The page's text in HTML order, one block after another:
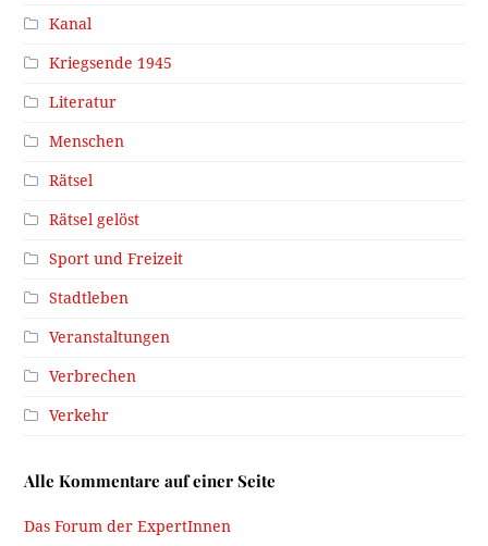
Kanal
Kriegsende 1945
Literatur
Menschen
Rätsel
Rätsel gelöst
Sport und Freizeit
Stadtleben
Veranstaltungen
Verbrechen
Verkehr
Alle Kommentare auf einer Seite
Das Forum der ExpertInnen